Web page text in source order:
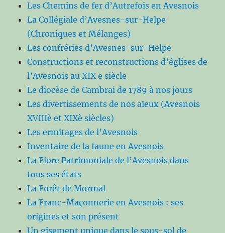
Les Chemins de fer d’Autrefois en Avesnois
La Collégiale d’Avesnes-sur-Helpe
(Chroniques et Mélanges)
Les confréries d’Avesnes-sur-Helpe
Constructions et reconstructions d’églises de
l’Avesnois au XIX e siècle
Le diocèse de Cambrai de 1789 à nos jours
Les divertissements de nos aïeux (Avesnois
XVIIIè et XIXè siècles)
Les ermitages de l’Avesnois
Inventaire de la faune en Avesnois
La Flore Patrimoniale de l’Avesnois dans
tous ses états
La Forêt de Mormal
La Franc-Maçonnerie en Avesnois : ses
origines et son présent
Un gisement unique dans le sous-sol de